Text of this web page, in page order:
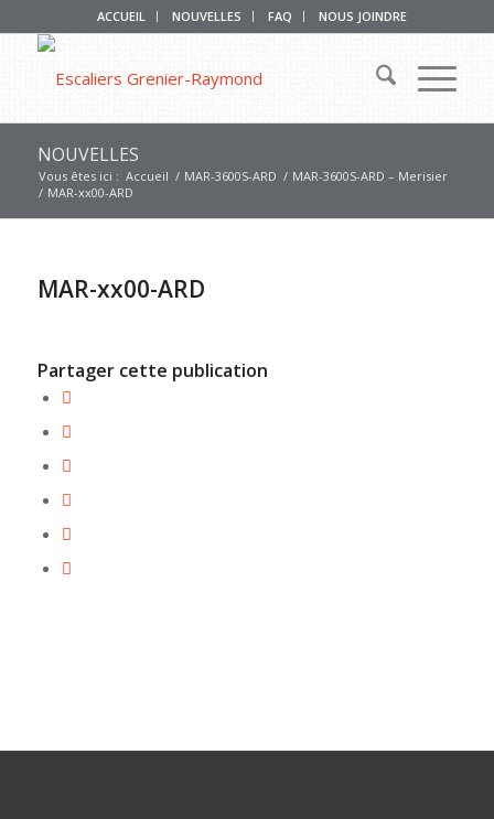
ACCUEIL NOUVELLES FAQ NOUS JOINDRE
NOUVELLES
Vous êtes ici : Accueil / MAR-3600S-ARD / MAR-3600S-ARD – Merisier
/ MAR-xx00-ARD
MAR-xx00-ARD
Partager cette publication